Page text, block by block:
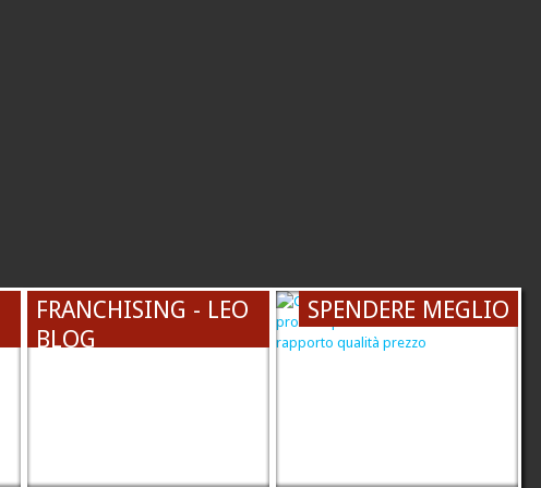
FRANCHISING - LEO
BLOG
SPENDERE MEGLIO